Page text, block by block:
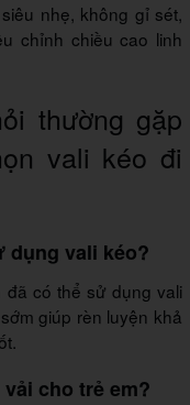
nhẹ, không gỉ sét,
chỉnh chiều cao linh
thường gặp
vali kéo đi
dụng vali kéo?
có thể sử dụng vali
giúp rèn luyện khả
cho trẻ em?